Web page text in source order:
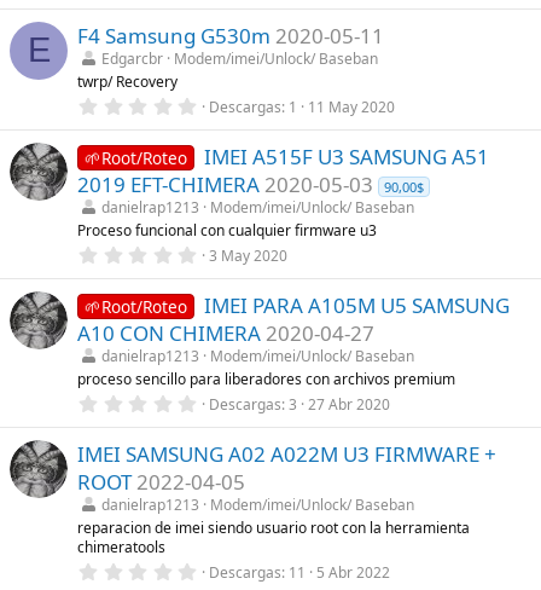
s
)
0
0
e
s
r
l
a
(
s
)
E F4 Samsung G530m 2020-05-11
Edgarcbr Modem/imei/Unlock/ Baseban
twrp/ Recovery
0
0
0
e
s
t
r
e
l
s
)
Descargas 1 11 May 2020
🌱Root/Roteo
IMEI A515F U3 SAMSUNG A51
2019 EFT-CHIMERA 2020-05-03 90,00$
danielrap1213
Modem/imei/Unlock/ Baseban
Proceso funcional con cualquier firmware u3
0
0
0
e
s
t
r
e
l
(
s
)
3 May 2020
🌱Root/Roteo
IMEI PARA A105M U5 SAMSUNG
A10 CON CHIMERA 2020-04-27
danielrap1213
Modem/imei/Unlock/ Baseban
proceso sencillo para liberadores con archivos premium
0
0
0
e
s
t
r
e
Descargas 3 27 Abr 2020
IMEI SAMSUNG A02 A022M U3 FIRMWARE +
ROOT 2022-04-05
danielrap1213
Modem/imei/Unlock/ Baseban
reparacion de imei siendo usuario root con la herramienta
chimeratools
0 Descargas 11 5 Abr 2022